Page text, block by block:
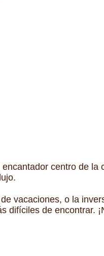
centro de la
vacaciones, o la
difíciles de encontrar.